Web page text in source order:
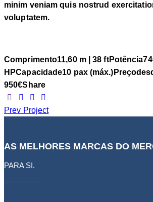
minim veniam quis nostrud
voluptatem.
Comprimento11,60 m | 38 ftPotência
HPCapacidade10 pax (máx.) Preço
950€Share
Prev Project
AS MELHORES MARCAS DO
PARA SI.